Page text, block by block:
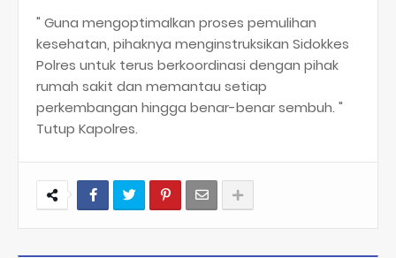
" Guna mengoptimalkan proses pemulihan
kesehatan, pihaknya menginstruksikan Sidokkes
Polres untuk terus berkoordinasi dengan pihak
rumah sakit dan memantau setiap
perkembangan hingga benar-benar sembuh. "
Tutup Kapolres.